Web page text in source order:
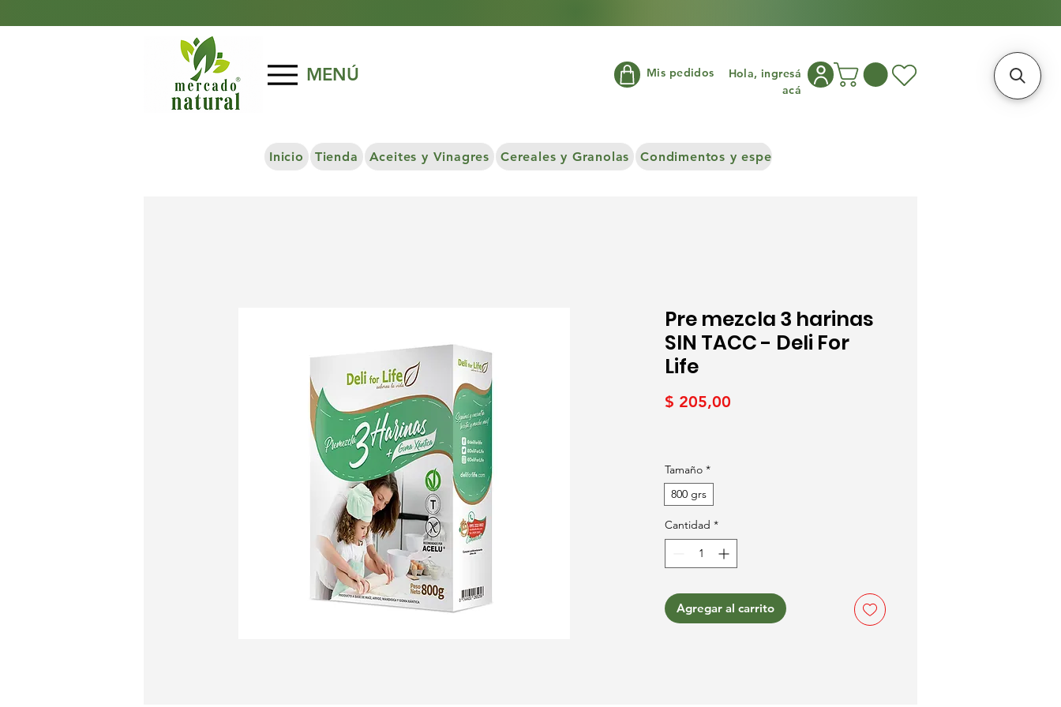
MENÚ Mis pedidos
Hola, ingresá
acá
Inicio Tienda Aceites y Vinagres Cereales y Granolas Condimentos y especias
Pre mezcla 3 harinas
SIN TACC - Deli For
Life
$ 205,00
Tamaño *
800 grs
Cantidad *
Agregar al carrito